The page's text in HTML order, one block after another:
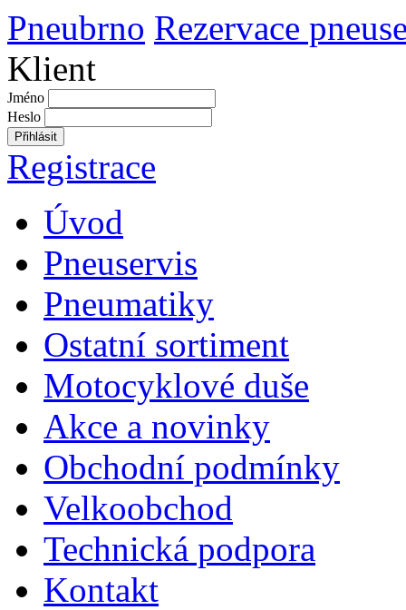
Pneubrno Rezervace
Klient
Jméno
Heslo
Přihlásit
Registrace
Úvod
Pneuservis
Pneumatiky
Ostatní sortiment
Motocyklové duše
Akce a novinky
Obchodní podmínky
Velkoobchod
Technická podpora
Kontakt